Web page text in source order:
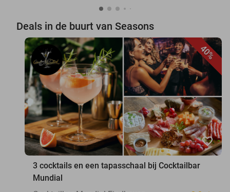
Deals in de buurt van Seasons
40%
favorite_border
3 cocktails en een tapasschaal bij Cocktailbar
Mundial